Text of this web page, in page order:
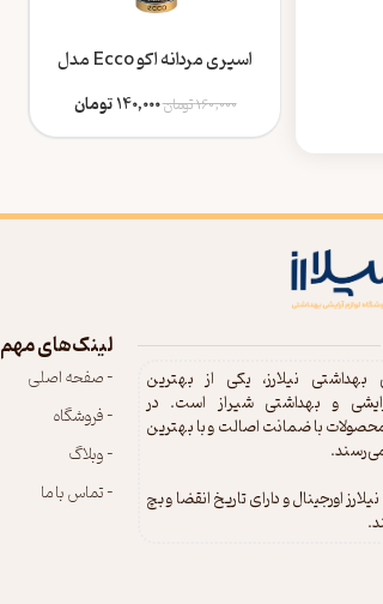
اسپری مردانه اکو Ecco مدل
میل 160,000تومان140,000تومان
بهداشتی نیلارز، یکی از بهترین
و بهداشتی شیراز است. در
با ضمانت اصالت و با بهترین
اورجینال و دارای تاریخ انقضا و بچ
لینک‌های مهم
- صفحه اصلی
- فروشگاه
- وبلاگ
- تماس با ما